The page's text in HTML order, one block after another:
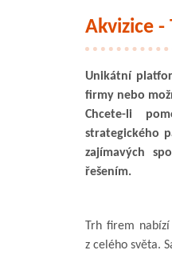
Akvizice -
Unikátní
firmy nebo
Chcete-li
strategického
zajímavých
řešením.
Trh firem
z celého světa.